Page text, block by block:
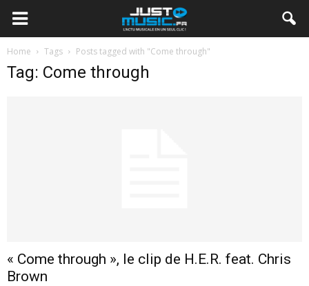
Home Tags Posts tagged with "Come through"
Tag: Come through
« Come through », le clip de H.E.R. feat. Chris
Brown